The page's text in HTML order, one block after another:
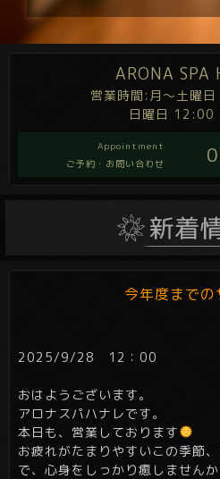
ARONA SPA
営業時間:月～土曜
日曜日
Appointment
ご予約・お問い合わせ
今年度までの
2025/9/28 12：00
おはようございます。
アロナスパハナレです。
本日も、営業しております
お疲れがたまりやすいこの季節
で、心身をしっかり癒しませんか